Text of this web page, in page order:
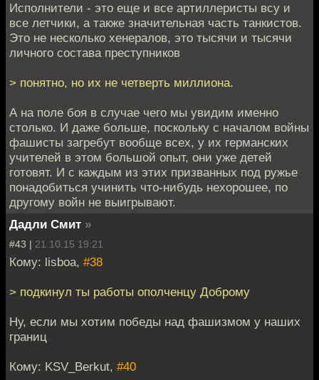
Исполнители - это еще и все артиллеристы всу и
все летчики, а также значительная часть танкистов.
Это не несколько хенералов, это тысячи и тысячи
личного состава преступников
> понятно, но их не четверть миллиона.
А на поле боя в случае чего мы увидим именно
столько. И даже больше, поскольку с началом войны
фашисты загребут вообще всех, у их германских
учителей в этом большой опыт, они уже детей
готовят. И с каждым из этих призванных под ружье
понадобиться учинить что-нибудь нехорошее, по
другому войн не выигрывают.
Дадли Смит »
#43 | 21.10.15 19:21
Кому: lisboa, #38
> подкинул ты работы ополченцу Доброму
Ну, если мы хотим победы над фашизмом у наших
границ
Кому: KSV_Berkut, #40